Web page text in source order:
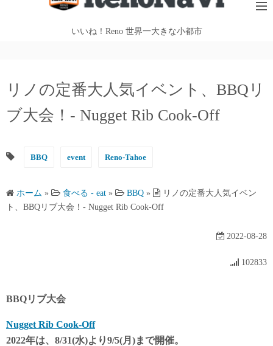
いいね！Reno 世界一大きな小都市
リノの定番大人気イベント、BBQリ
ブ大会！- Nugget Rib Cook-Off
BBQ event Reno-Tahoe
ホーム » 食べる - eat » BBQ »
リノの定番大人気イベン
ト、BBQリブ大会！- Nugget Rib Cook-Off
2022-08-28
102833
BBQリブ大会
Nugget Rib Cook-Off
2022年は、8/31(水)より9/5(月)まで開催。